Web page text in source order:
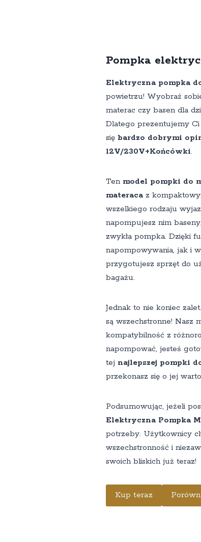
Pompka
Elektryczna pompka
powietrzu! Wyobraź
materac czy basen dla
Dlatego prezentujemy
się bardzo dobrymi
12V/230V+Końcówki.
Ten model pompki do
materaca z
wszelkiego rodzaju
napompujesz nim
zwykła pompka. Dzięki
napompowywania, jak i
przygotujesz sprzęt do
bagażu.
Jednak to nie koniec
są wszechstronne! Nasz
kompatybilność z
napompować, jesteś
tej najlepszej pompki
przekonasz się o jej
Podsumowując, jeżeli
Elektryczna Pompka
potrzeby. Użytkownicy
wszechstronność i
swoich bliskich już teraz!
Kup teraz